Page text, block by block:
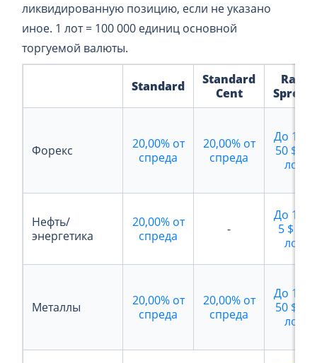
ликвидированную позицию, если не указано
иное. 1 лот = 100 000 единиц основной
торгуемой валюты.
Standard
Standard
Cent
Raw
Spread
Форекс 20,00% от
спреда
20,00% от
спреда
До 112,
50 $
лот
Нефть/
энергетика
20,00% от
спреда
-
До 16,2
5 $
лот
Металлы 20,00% от
спреда
20,00% от
спреда
До 112,
50 $
лот